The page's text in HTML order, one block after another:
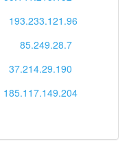
193.233.121.96
85.249.28.7
37.214.29.190
185.117.149.204